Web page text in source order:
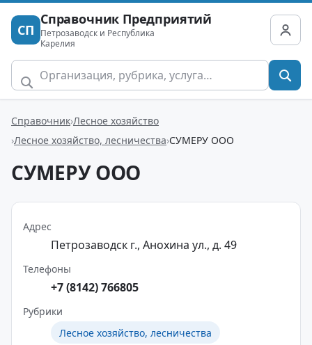
СП
Справочник Предприятий
Петрозаводск и Республика
Карелия
Справочник Лесное хозяйство
Лесное хозяйство, лесничества СУМЕРУ ООО
СУМЕРУ ООО
Адрес
Петрозаводск г., Анохина ул., д. 49
Телефоны
+7 (8142) 766805
Рубрики
Лесное хозяйство, лесничества